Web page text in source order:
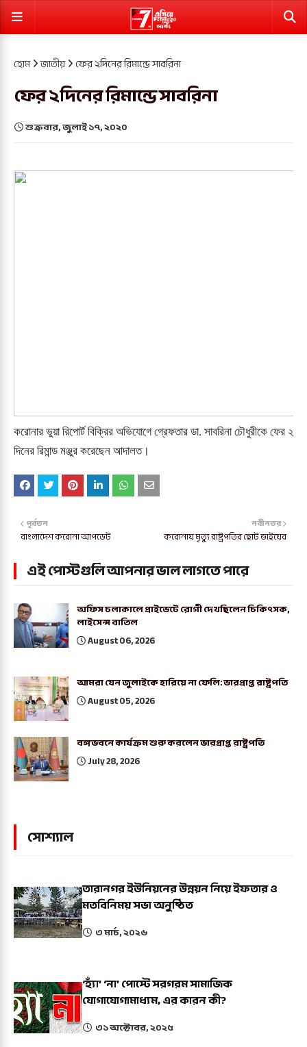
হোম জাতীয় ফের ২দিনের রিমান্ডে সাবরিনা
ফের ২দিনের রিমান্ডে সাবরিনা
শুক্রবার, জুলাই ১৭, ২০২০
করোনার ভুয়া রিপোর্ট বিক্রির অভিযোগে গ্রেফতার ডা. সাবরিনা চৌধুরীকে ফের ২
দিনের রিমান্ড মঞ্জুর করেছেন আদালত।
নবীনতর
করোনায় মৃত্যু রাষ্ট্রপতির ছোট ভাইয়ের
পূর্বতন
বাংলাদেশ করোনা আপডেট
এই পোস্টগুলি আপনার ভাল লাগতে পারে
অফিস চলাকালে প্রাইভেটে রোগী দেখছিলেন চিকিৎসক,
লাইসেন্স বাতিল
August 06, 2026
আমরা যেন জুলাইকে হারিয়ে না ফেলি: ভারপ্রাপ্ত রাষ্ট্রপতি
August 05, 2026
বঙ্গভবনে কার্যক্রম শুরু করলেন ভারপ্রাপ্ত রাষ্ট্রপতি
July 28, 2026
সোশ্যাল
তারানগর ইউনিয়নের উন্নয়ন নিয়ে ইফতার ও
মতবিনিময় সভা অনুষ্ঠিত
৩ মার্চ, ২০২৬
‘হ্যাঁ’ ‘না’ পোস্টে সরগরম সামাজিক
যোগাযোগামাধ্যম, এর কারন কী?
৩১ অক্টোবর, ২০২৫